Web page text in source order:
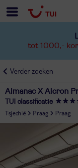
tot 1000,-
Verder zoeken
Almanac X Alcron
TUI classificatie
Tsjechië Praag
Praag